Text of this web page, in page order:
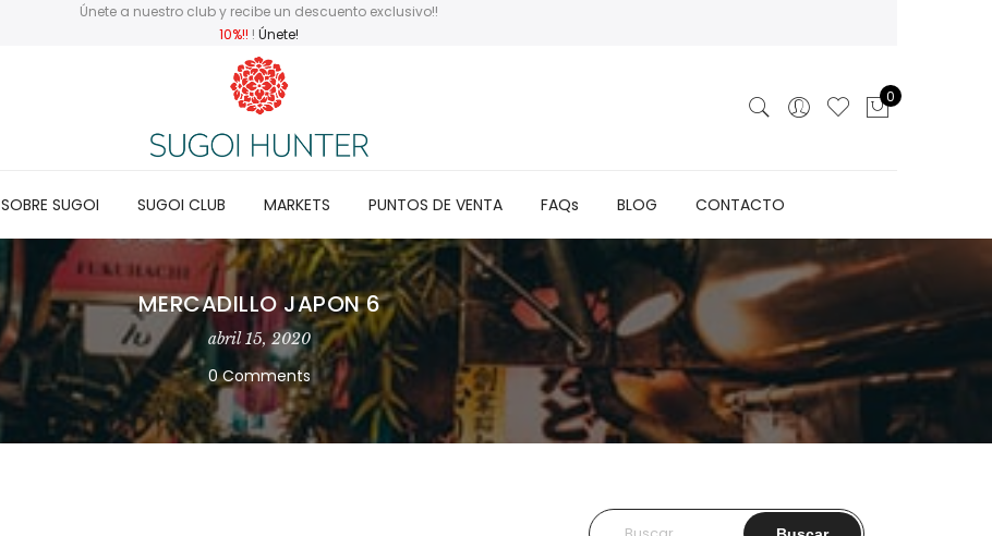
Únete a nuestro club y recibe un descuento exclusivo!!
10%!! !Únete!
0
SOBRE SUGOI SUGOI CLUB MARKETS PUNTOS DE VENTA FAQs BLOG CONTACTO
MERCADILLO JAPON 6
abril 15, 2020
0 Comments
Buscar: